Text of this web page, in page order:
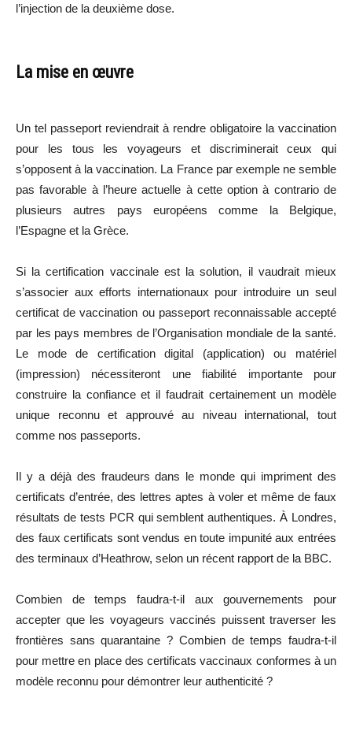
l’injection de la deuxième dose.
La mise en œuvre
Un tel passeport reviendrait à rendre obligatoire la vaccination
pour les tous les voyageurs et discriminerait ceux qui
s’opposent à la vaccination. La France par exemple ne semble
pas favorable à l’heure actuelle à cette option à contrario de
plusieurs autres pays européens comme la Belgique,
l’Espagne et la Grèce.
Si la certification vaccinale est la solution, il vaudrait mieux
s’associer aux efforts internationaux pour introduire un seul
certificat de vaccination ou passeport reconnaissable accepté
par les pays membres de l’Organisation mondiale de la santé.
Le mode de certification digital (application) ou matériel
(impression) nécessiteront une fiabilité importante pour
construire la confiance et il faudrait certainement un modèle
unique reconnu et approuvé au niveau international, tout
comme nos passeports.
Il y a déjà des fraudeurs dans le monde qui impriment des
certificats d’entrée, des lettres aptes à voler et même de faux
résultats de tests PCR qui semblent authentiques. À Londres,
des faux certificats sont vendus en toute impunité aux entrées
des terminaux d’Heathrow, selon un récent rapport de la BBC.
Combien de temps faudra-t-il aux gouvernements pour
accepter que les voyageurs vaccinés puissent traverser les
frontières sans quarantaine ? Combien de temps faudra-t-il
pour mettre en place des certificats vaccinaux conformes à un
modèle reconnu pour démontrer leur authenticité ?